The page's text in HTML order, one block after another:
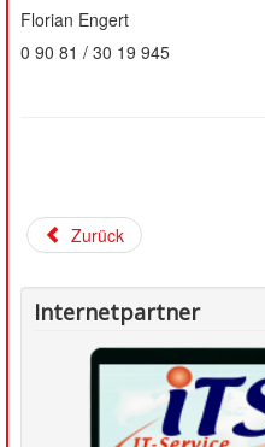
Florian Engert
0 90 81 / 30 19 945
Zurück
Internetpartner